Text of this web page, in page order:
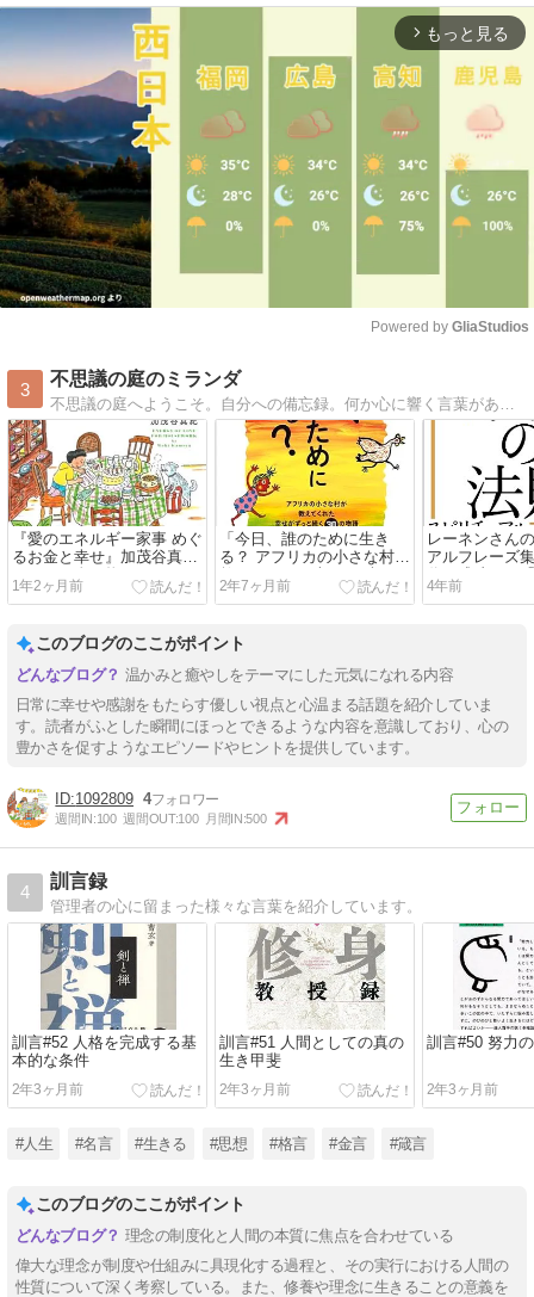
arrow_forward_ios もっと見る
Powered by GliaStudios
3
不思議の庭のミランダ
『愛のエネルギー家事 めぐ
るお金と幸せ』加茂谷真紀
さん―お金や物はあたたか
くめぐらす
1年2ヶ月前
「今日、誰のために生き
る？ アフリカの小さな村が
教えてくれた幸せがずっと
続く30の物語」ひすいこた
2年7ヶ月前
レーネンさん
アルフレーズ
代に成功する
則」』
4年前
このブログのここがポイント
温かみと癒やしをテーマにした元気になれる内容
日常に幸せや感謝をもたらす優しい視点と心温まる話題を紹介していま
す。読者がふとした瞬間にほっとできるような内容を意識しており、心の
豊かさを促すようなエピソードやヒントを提供しています。
1092809 4
週間IN:100 週間OUT:100 月間IN:500
4
訓言録
管理者の心に留まった様々な言葉を紹介しています。
訓言#52 人格を完成する基
本的な条件
2年3ヶ月前
訓言#51 人間としての真の
生き甲斐
2年3ヶ月前
訓言#50 努力
2年3ヶ月前
#人生 #名言 #生きる #思想 #格言 #金言 #箴言
このブログのここがポイント
理念の制度化と人間の本質に焦点を合わせている
偉大な理念が制度や仕組みに具現化する過程と、その実行における人間の
性質について深く考察している。また、修養や理念に生きることの意義を